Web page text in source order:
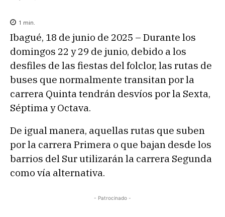
1 min.
Ibagué, 18 de junio de 2025 – Durante los
domingos 22 y 29 de junio, debido a los
desfiles de las fiestas del folclor, las rutas de
buses que normalmente transitan por la
carrera Quinta tendrán desvíos por la Sexta,
Séptima y Octava.
De igual manera, aquellas rutas que suben
por la carrera Primera o que bajan desde los
barrios del Sur utilizarán la carrera Segunda
como vía alternativa.
- Patrocinado -